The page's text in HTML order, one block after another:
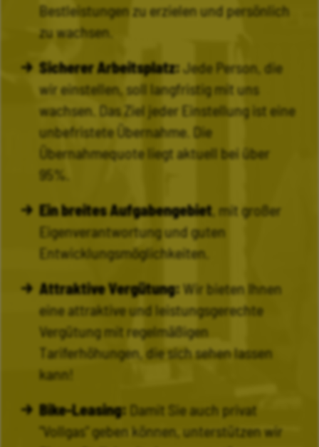
Bestleistungen zu erzielen und persönlich
zu wachsen.
Sicherer Arbeitsplatz:Jede Person, die
wir einstellen, soll langfristig mit uns
wachsen. Das Ziel jeder Einstellung ist eine
unbefristete Übernahme. Die
Übernahmequote liegt aktuell bei über
95%.
Ein breites Aufgabengebiet, mit großer
Eigenverantwortung und guten
Entwicklungsmöglichkeiten.
Attraktive Vergütung:Wir bieten Ihnen
eine attraktive und leistungsgerechte
Vergütung mit regelmäßigen
Tariferhöhungen, die sich sehen lassen
kann!
Bike-Leasing: Damit Sie auch privat
"Vollgas" geben können, unterstützen wir